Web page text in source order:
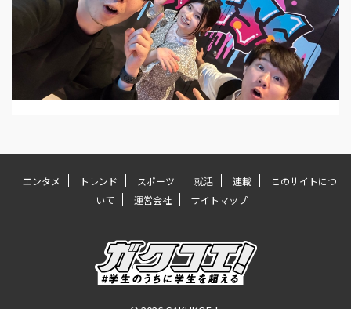
エンタメ トレンド スポーツ 就活 連載
このサイトにつ
いて
運営会社 サイトマップ